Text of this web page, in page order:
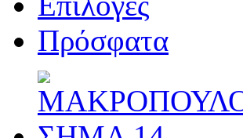
Πρόσφατα